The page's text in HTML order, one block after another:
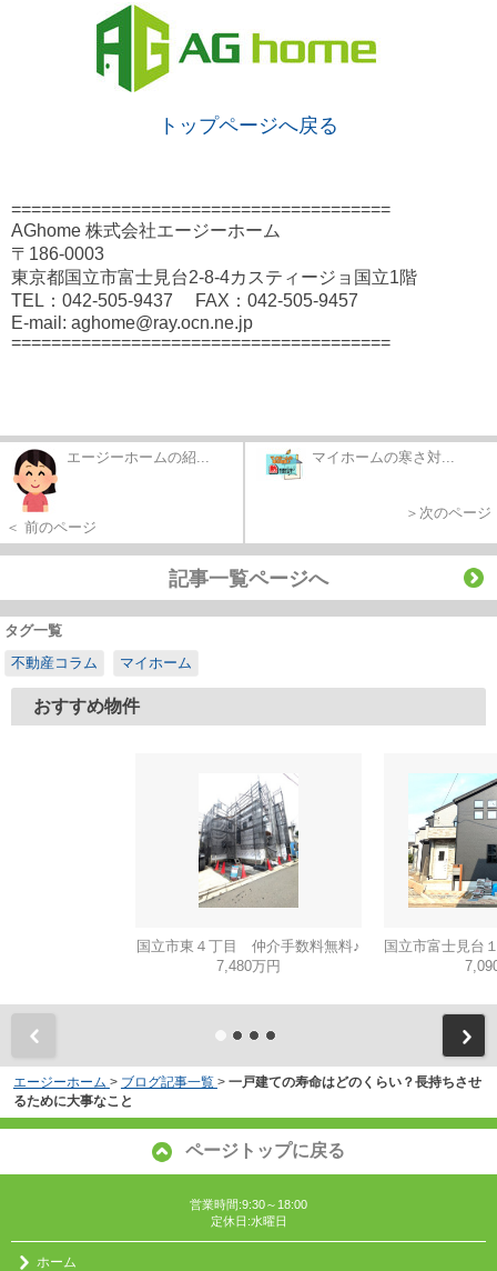
トップページへ戻る
======================================
AGhome 株式会社エージーホーム
〒186-0003
東京都国立市富士見台2-8-4カスティージョ国立1階
TEL：042-505-9437 FAX：042-505-9457
E-mail: aghome@ray.ocn.ne.jp
======================================
エージーホームの紹...
＜ 前のページ
マイホームの寒さ対...
＞次のページ
記事一覧ページへ
タグ一覧
不動産コラム
マイホーム
おすすめ物件
国立市東４丁目 仲介手数料無料♪
7,480万円
エージーホーム > ブログ記事一覧 > 一戸建ての寿命はどのくらい？長持ちさせ
るために大事なこと
ページトップに戻る
営業時間:9:30～18:00
定休日:水曜日
ホーム